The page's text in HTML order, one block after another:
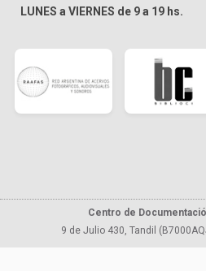
LUNES a VIERNES de 9 a 19 hs.
Centro de
9 de Julio 430, Tandil